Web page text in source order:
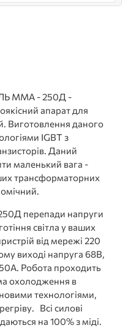
ММА - 250Д -
апарат для
Виготовлення даного
IGBT з
Даний
маленький вага -
трансформаторних
перепади напруги
світла у ваших
від мережі 220
виході напруга 68В,
Робота проходить
охолодження в
технологіями,
Всі силові
на 100% з міді.